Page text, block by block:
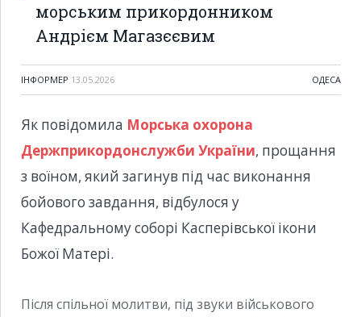
морським прикордонником
Андрієм Магазєєвим
ІНФОРМЕР 13.05.2026 ОДЕСА
Як повідомила Морська охорона
Держприкордонслужби України, прощання
з воїном, який загинув під час виконання
бойового завдання, відбулося у
Кафедральному соборі Касперівської ікони
Божої Матері.
Після спільної молитви, під звуки військового